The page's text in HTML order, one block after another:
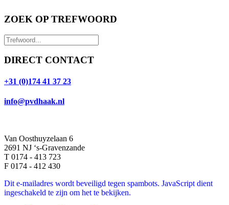
ZOEK OP TREFWOORD
DIRECT CONTACT
+31 (0)174 41 37 23
info@pvdhaak.nl
Van Oosthuyzelaan 6
2691 NJ ‘s-Gravenzande
T 0174 - 413 723
F 0174 - 412 430
Dit e-mailadres wordt beveiligd tegen spambots. JavaScript dient
ingeschakeld te zijn om het te bekijken.